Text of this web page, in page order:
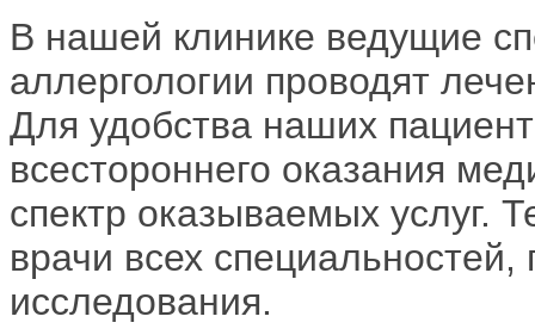
В нашей клинике ведущие
аллергологии проводят
Для удобства наших
всестороннего оказания
спектр оказываемых услуг.
врачи всех
исследования.